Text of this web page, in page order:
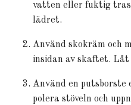
vatten eller fuktig
lädret.
Använd skokräm och
insidan av skaftet.
Använd en
polera stöveln och